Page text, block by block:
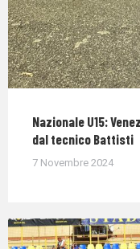
Nazionale U15:
dal tecnico Battisti
7 Novembre 2024